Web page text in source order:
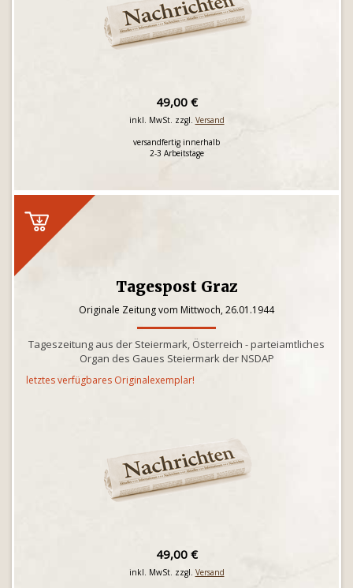
49,00 €
inkl. MwSt. zzgl. Versand
versandfertig innerhalb
2-3 Arbeitstage
Tagespost Graz
Originale Zeitung vom Mittwoch, 26.01.1944
Tageszeitung aus der Steiermark, Österreich - parteiamtliches
Organ des Gaues Steiermark der NSDAP
letztes verfügbares Originalexemplar!
49,00 €
inkl. MwSt. zzgl. Versand